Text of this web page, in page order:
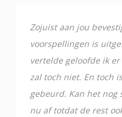
Zojuist aan jou
voorspellingen is
vertelde geloofde ik
zal toch niet. En toch
gebeurd. Kan het nog
nu af totdat de rest